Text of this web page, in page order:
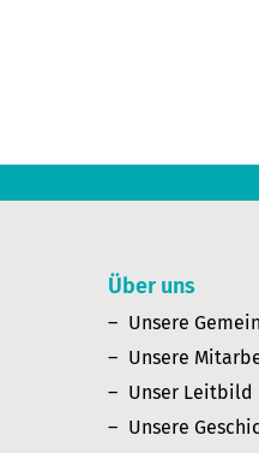
Über uns
Unsere
Unsere
Unser Leitbild
Unsere